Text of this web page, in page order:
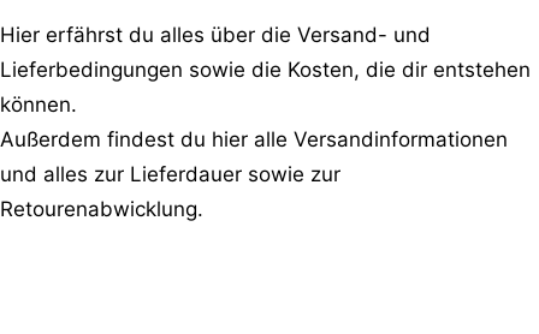
Hier erfährst du alles über die Versand- und
Lieferbedingungen sowie die Kosten, die dir entstehen
können.
Außerdem findest du hier alle Versandinformationen
und alles zur Lieferdauer sowie zur
Retourenabwicklung.